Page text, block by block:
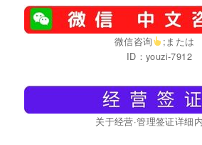
微信咨询
;または
ID：youzi-7912
关于经营·管理签证详细